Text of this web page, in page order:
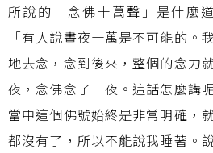
所說的「念佛十萬聲」是什麼
「有人說晝夜十萬是不可能的。
地去念，念到後來，整個的念力
夜，念佛念了一夜。這話怎麼講
當中這個佛號始終是非常明確，
都沒有了，所以不能說我睡著。